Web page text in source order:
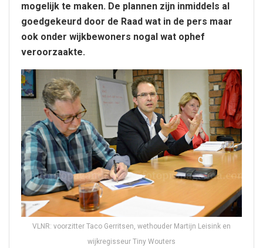
mogelijk te maken. De plannen zijn inmiddels al
goedgekeurd door de Raad wat in de pers maar
ook onder wijkbewoners nogal wat ophef
veroorzaakte.
VLNR: voorzitter Taco Gerritsen, wethouder Martijn Leisink en
wijkregisseur Tiny Wouters